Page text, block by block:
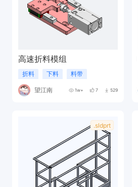
高速折料模组
折料 下料 料带
望江南 1w+ 7 529
.sldprt